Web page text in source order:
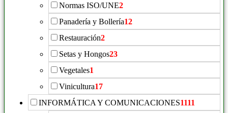
Normas ISO/UNE2
Panadería y Bollería12
Restauración2
Setas y Hongos23
Vegetales1
Vinicultura17
INFORMÁTICA Y COMUNICACIONES1111